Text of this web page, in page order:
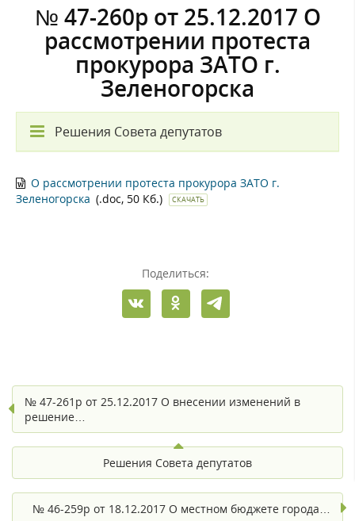
№ 47-260р от 25.12.2017 О
рассмотрении протеста
прокурора ЗАТО г.
Зеленогорска
Решения Совета депутатов
О рассмотрении протеста прокурора ЗАТО г.
Зеленогорска (.doc, 50 Кб.) СКАЧАТЬ
Поделиться:
№ 47-261р от 25.12.2017 О внесении изменений в
решение…
Решения Совета депутатов
№ 46-259р от 18.12.2017 О местном бюджете города…